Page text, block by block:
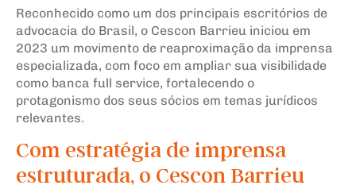
Reconhecido como um dos principais escritórios de
advocacia do Brasil, o Cescon Barrieu iniciou em
2023 um movimento de reaproximação da imprensa
especializada, com foco em ampliar sua visibilidade
como banca full service, fortalecendo o
protagonismo dos seus sócios em temas jurídicos
relevantes.
Com estratégia de imprensa
estruturada, o Cescon Barrieu